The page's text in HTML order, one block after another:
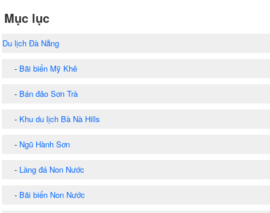
Mục lục
Du lịch Đà Nẵng
- Bãi biển Mỹ Khê
- Bán đảo Sơn Trà
- Khu du lịch Bà Nà Hills
- Ngũ Hành Sơn
- Làng đá Non Nước
- Bãi biển Non Nước